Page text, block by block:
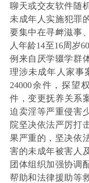
聊天或交友软件随
未成年人实施犯罪
要集中在寻衅滋事
人年龄14至16周岁
例来自厌学辍学群
理涉未成年人家事
24000余件，探望
件，变更抚养关系
迫卖淫等严重侵害
院坚决依法严厉打
果严重的，坚决依
害的未成年被害人
团体组织加强协调
帮助和法律援助等